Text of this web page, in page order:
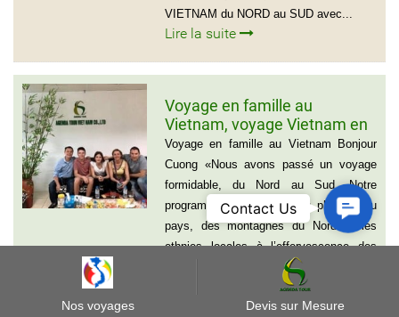
VIETNAM du NORD au SUD avec...
Lire la suite
Voyage en famille au
Vietnam, voyage Vietnam en
famille de 15 jours, La famille
Edouard, Tele: 0612011750
Voyage en famille au Vietnam Bonjour
Cuong «Nous avons passé un voyage
formidable, du Nord au Sud. Notre
programme mariait tous les plaisirs du
pays, des montagnes du Nord et les
ethnies locales à l’effervescence des
mégalopoles en passant par...
Nos voyages Devis sur Mesure
Contact
Contact Us